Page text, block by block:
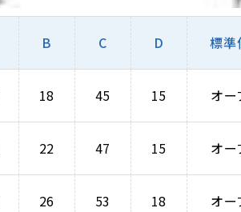
B C D 標準
18 45 15 オー
22 47 15 オー
26 53 18 オー